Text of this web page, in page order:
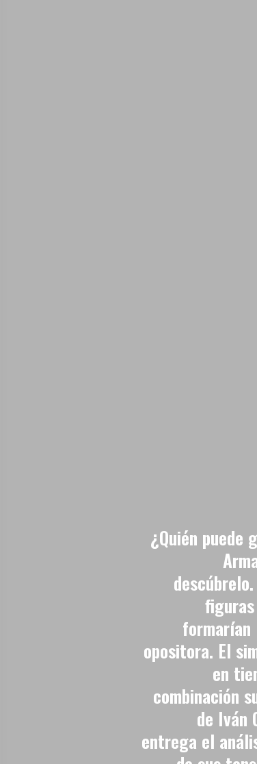
¿Quién puede
formarían
opositora. El
en
combinación
de
entrega el